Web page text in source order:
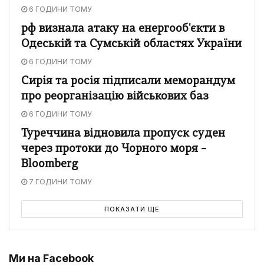
6 ГОДИНИ ТОМУ
рф визнала атаку на енергооб'єкти в
Одеській та Сумській областях України
6 ГОДИНИ ТОМУ
Сирія та росія підписали меморандум
про реорганізацію військових баз
6 ГОДИНИ ТОМУ
Туреччина відновила пропуск суден
через протоки до Чорного моря –
Bloomberg
7 ГОДИНИ ТОМУ
ПОКАЗАТИ ЩЕ
Ми на Facebook